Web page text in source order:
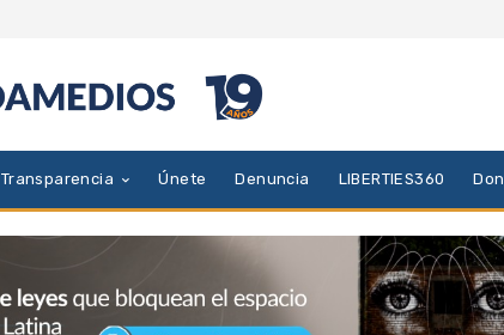
Transparencia Únete Denuncia LIBERTIES360